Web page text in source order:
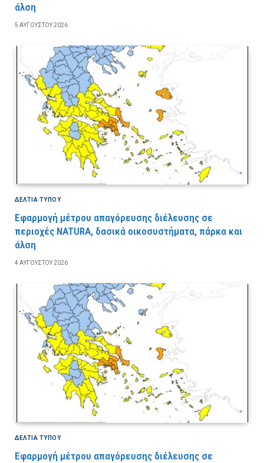
άλση
5 ΑΥΓΟΎΣΤΟΥ 2026
ΔΕΛΤΙΑ ΤΥΠΟΥ
Εφαρμογή μέτρου απαγόρευσης διέλευσης σε
περιοχές NATURA, δασικά οικοσυστήματα, πάρκα και
άλση
4 ΑΥΓΟΎΣΤΟΥ 2026
ΔΕΛΤΙΑ ΤΥΠΟΥ
Εφαρμογή μέτρου απαγόρευσης διέλευσης σε